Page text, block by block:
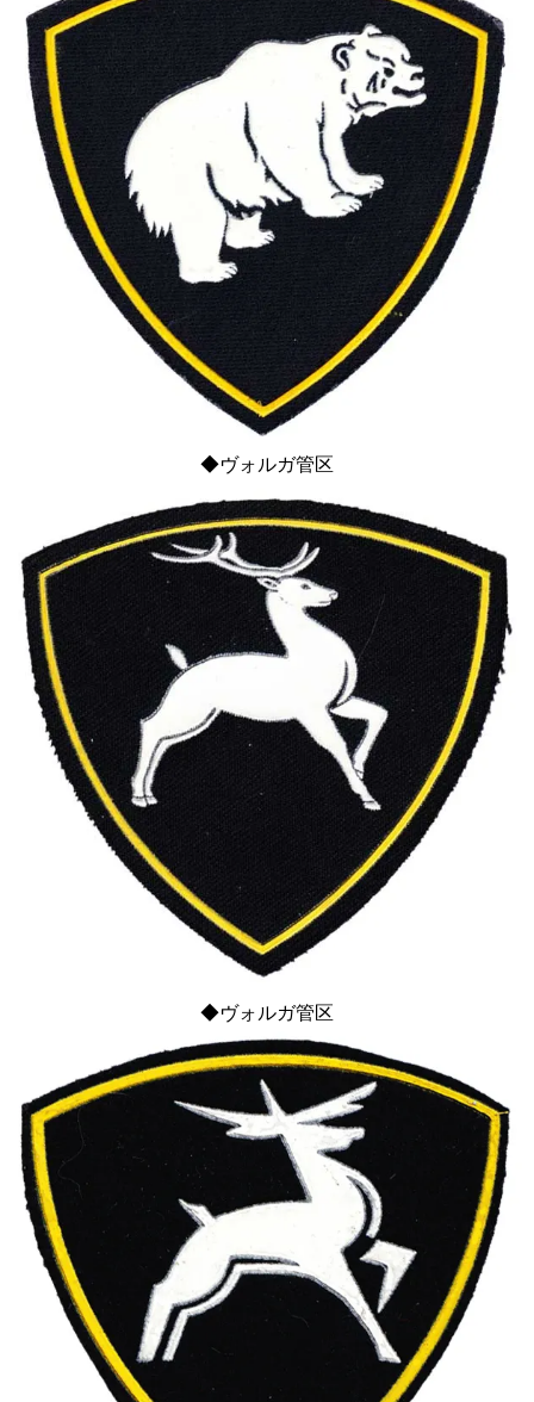
◆ヴォルガ管区
◆ヴォルガ管区